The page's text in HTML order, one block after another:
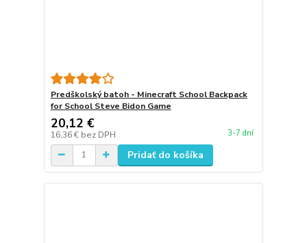
Predškolský batoh - Minecraft School Backpack
for School Steve Bidon Game
20,12 €
16,36 € bez DPH 3-7 dní
Pridať do košíka